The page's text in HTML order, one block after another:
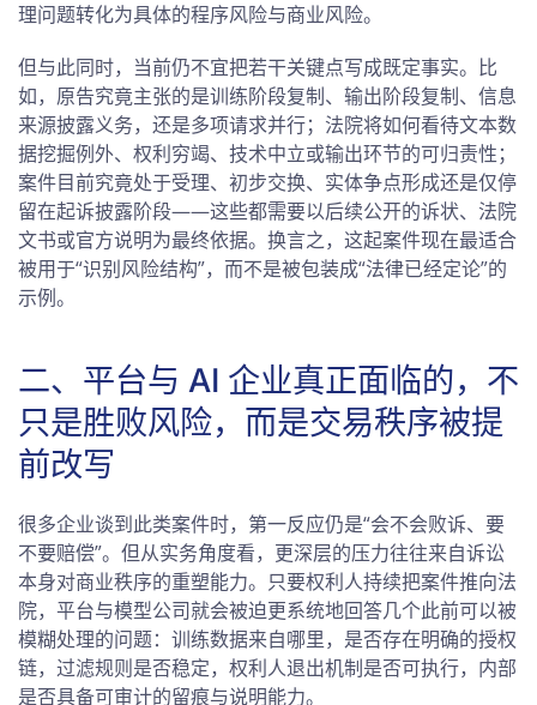
理问题转化为具体的程序风险与商业风险。
但与此同时，当前仍不宜把若干关键点写成既定事实。比
如，原告究竟主张的是训练阶段复制、输出阶段复制、信息
来源披露义务，还是多项请求并行；法院将如何看待文本数
据挖掘例外、权利穷竭、技术中立或输出环节的可归责性；
案件目前究竟处于受理、初步交换、实体争点形成还是仅停
留在起诉披露阶段——这些都需要以后续公开的诉状、法院
文书或官方说明为最终依据。换言之，这起案件现在最适合
被用于“识别风险结构”，而不是被包装成“法律已经定论”的
示例。
二、平台与 AI 企业真正面临的，不
只是胜败风险，而是交易秩序被提
前改写
很多企业谈到此类案件时，第一反应仍是“会不会败诉、要
不要赔偿”。但从实务角度看，更深层的压力往往来自诉讼
本身对商业秩序的重塑能力。只要权利人持续把案件推向法
院，平台与模型公司就会被迫更系统地回答几个此前可以被
模糊处理的问题：训练数据来自哪里，是否存在明确的授权
链，过滤规则是否稳定，权利人退出机制是否可执行，内部
是否具备可审计的留痕与说明能力。